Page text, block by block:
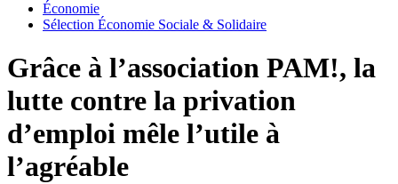
Économie
Sélection Économie Sociale & Solidaire
Grâce à l’association PAM!, la
lutte contre la privation
d’emploi mêle l’utile à
l’agréable